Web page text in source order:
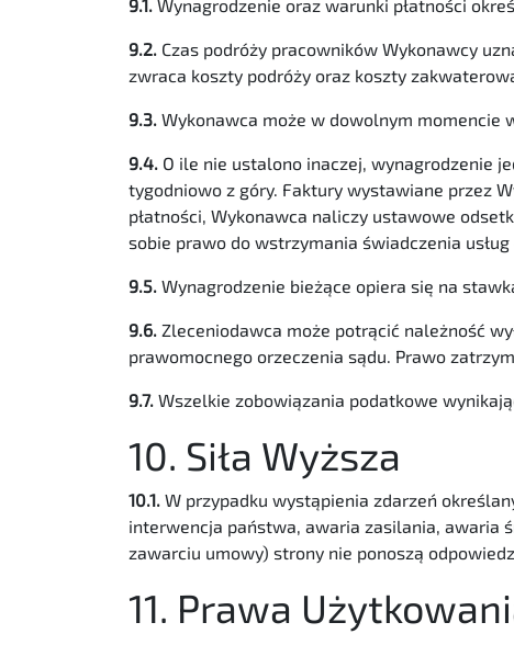
9.1. Wynagrodzenie oraz warunki płatności
9.2. Czas podróży pracowników Wykonawcy
zwraca koszty podróży oraz koszty
9.3. Wykonawca może w dowolnym momencie
9.4. O ile nie ustalono inaczej, wynagrodzenie
tygodniowo z góry. Faktury wystawiane przez
płatności, Wykonawca naliczy ustawowe
sobie prawo do wstrzymania świadczenia
9.5. Wynagrodzenie bieżące opiera się na
9.6. Zleceniodawca może potrącić należność
prawomocnego orzeczenia sądu. Prawo
9.7. Wszelkie zobowiązania podatkowe
10. Siła Wyższa
10.1. W przypadku wystąpienia zdarzeń
interwencja państwa, awaria zasilania, awaria
zawarciu umowy) strony nie ponoszą
11. Prawa